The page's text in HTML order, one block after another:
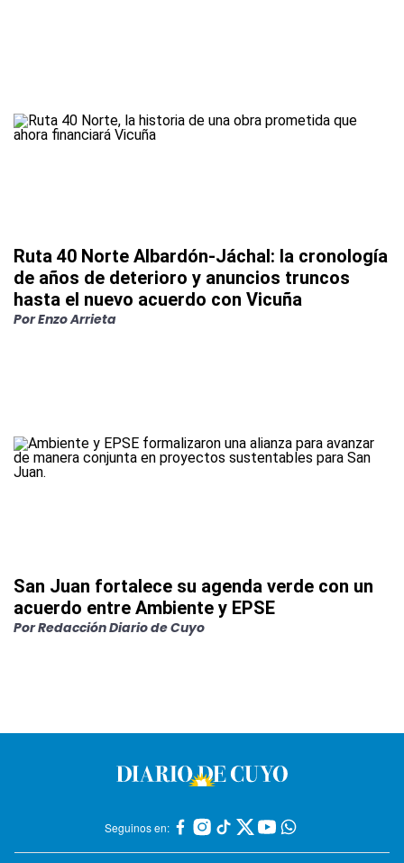
Ruta 40 Norte Albardón-Jáchal: la cronología
de años de deterioro y anuncios truncos
hasta el nuevo acuerdo con Vicuña
PorEnzo Arrieta
San Juan fortalece su agenda verde con un
acuerdo entre Ambiente y EPSE
PorRedacción Diario de Cuyo
Seguinos en: